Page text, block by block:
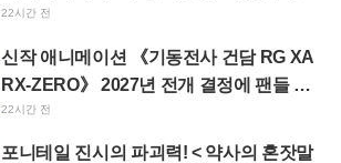
지선다에 “둘 다 좋다” 반응 폭발
22시간 전
신작 애니메이션 《기동전사 건담 RG XA
RX-ZERO》 2027년 전개 결정에 팬들 환
호 “망토에 짐승 같은 팔이라니!!” “주인공
기 엄청 잘생겼다”
22시간 전
포니테일 진시의 파괴력! < 약사의 혼잣말